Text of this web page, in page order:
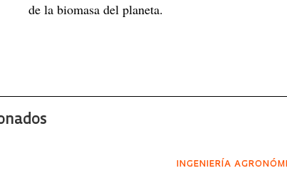
de la biomasa del planeta.